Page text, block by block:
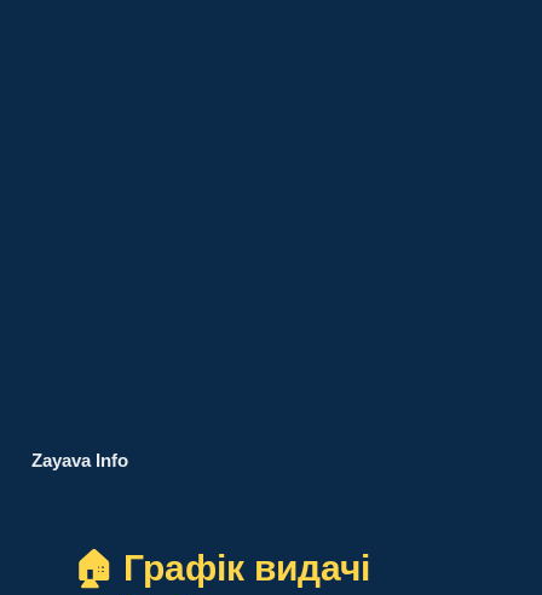
Zayava Info
🏠 Графік видачі